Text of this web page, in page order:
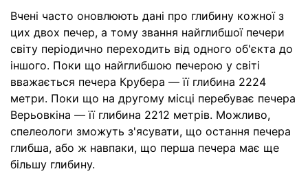
Вчені часто оновлюють дані про глибину кожної з
цих двох печер, а тому звання найглибшої печери
світу періодично переходить від одного об'єкта до
іншого. Поки що найглибшою печерою у світі
вважається печера Крубера — її глибина 2224
метри. Поки що на другому місці перебуває печера
Верьовкіна — її глибина 2212 метрів. Можливо,
спелеологи зможуть з'ясувати, що остання печера
глибша, або ж навпаки, що перша печера має ще
більшу глибину.